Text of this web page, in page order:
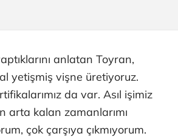
anlatan Toyran,
yetişmiş vişne üretiyoruz.
da var. Asıl işimiz
arta kalan zamanlarımı
çok çarşıya çıkmıyorum.